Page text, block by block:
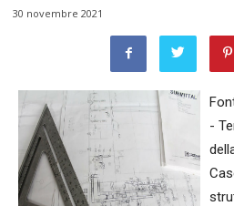
30 novembre 2021
-